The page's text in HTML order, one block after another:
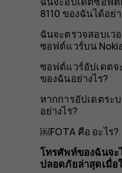
เมื่อ
ใด
8110 ของฉันได้อย่
ฉันจะตรวจสอบเ
ซอฟต์แวร์บน Nokia
ซอฟต์แวร์อัปเดตจ
ของฉันอย่างไร?
หากการอัปเดตระ
อย่างไร?
￼FOTA คือ อะไร?
โทรศัพท์ของฉันจ
ปลอดภัยล่าสุดเมื่อ